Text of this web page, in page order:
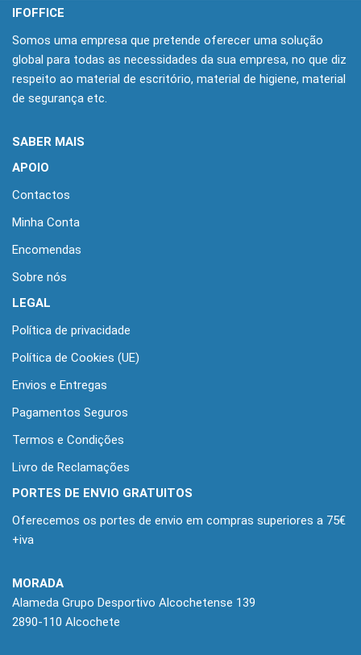
IFOFFICE
Somos uma empresa que pretende oferecer uma solução
global para todas as necessidades da sua empresa, no que diz
respeito ao material de escritório, material de higiene, material
de segurança etc.
SABER MAIS
APOIO
Contactos
Minha Conta
Encomendas
Sobre nós
LEGAL
Política de privacidade
Política de Cookies (UE)
Envios e Entregas
Pagamentos Seguros
Termos e Condições
Livro de Reclamações
PORTES DE ENVIO GRATUITOS
Oferecemos os portes de envio em compras superiores a 75€
+iva
MORADA
Alameda Grupo Desportivo Alcochetense 139
2890-110 Alcochete